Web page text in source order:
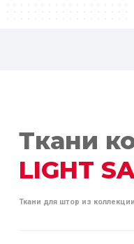
Ткани
LIGHT
Ткани для штор из коллекции